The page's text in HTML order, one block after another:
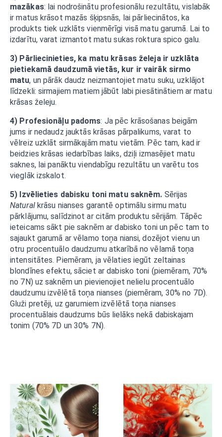
mazākas: lai nodrošinātu profesionālu rezultātu, vislabāk
ir matus krāsot mazās šķipsnās, lai pārliecinātos, ka
produkts tiek uzklāts vienmērīgi visā matu garumā. Lai to
izdarītu, varat izmantot matu sukas roktura spico galu.
3) Pārliecinieties, ka matu krāsas želeja ir uzklāta
pietiekamā daudzumā vietās, kur ir vairāk sirmo
matu, un pārāk daudz neizmantojiet matu suku, uzklājot
līdzekli: sirmajiem matiem jābūt labi piesātinātiem ar matu
krāsas želeju.
4) Profesionāļu padoms: Ja pēc krāsošanas beigām
jums ir nedaudz jauktās krāsas pārpalikums, varat to
vēlreiz uzklāt sirmākajām matu vietām. Pēc tam, kad ir
beidzies krāsas iedarbības laiks, dziļi izmasējiet matu
saknes, lai panāktu viendabīgu rezultātu un varētu tos
vieglāk izskalot.
5) Izvēlieties dabisku toni matu saknēm. Sērijas
Naturalkrāsu nianses garantē optimālu sirmu matu
pārklājumu, salīdzinot ar citām produktu sērijām. Tāpēc
ieteicams sākt pie saknēm ar dabisko toni un pēc tam to
sajaukt garumā ar vēlamo toņa niansi, dozējot vienu un
otru procentuālo daudzumu atkarībā no vēlamā toņa
intensitātes. Piemēram, ja vēlaties iegūt zeltainas
blondīnes efektu, sāciet ar dabisko toni (piemēram, 70%
no 7N) uz saknēm un pievienojiet nelielu procentuālo
daudzumu izvēlētā toņa nianses (piemēram, 30% no 7D).
Gluži pretēji, uz garumiem izvēlētā toņa nianses
procentuālais daudzums būs lielāks nekā dabiskajam
tonim (70% 7D un 30% 7N).